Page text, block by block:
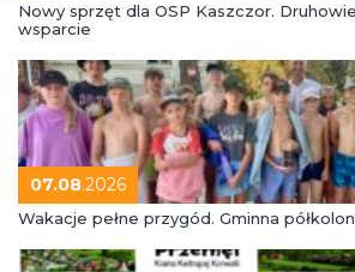
Nowy sprzęt dla OSP Kaszczor.
wsparcie
07.08.2026
Wakacje pełne przygód. Gminna